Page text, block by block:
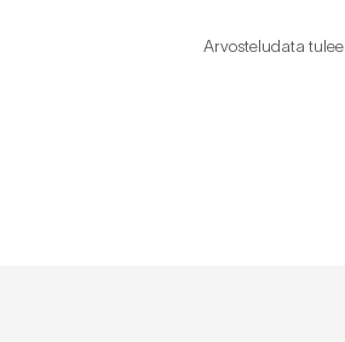
Arvosteludata tulee